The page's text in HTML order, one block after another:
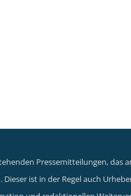
Pressemitteilungen, das
ist in der Regel auch